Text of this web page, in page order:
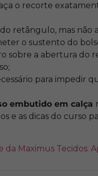
o recorte
retângulo, mas não
o sustento do
sobre a abertura do
para impedir
embutido em calça
e as dicas do curso
da Maximus Tecidos: